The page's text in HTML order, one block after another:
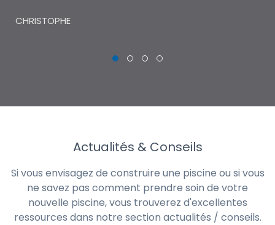
CHRISTOPHE
Actualités & Conseils
Si vous envisagez de construire une piscine ou si vous
ne savez pas comment prendre soin de votre
nouvelle piscine, vous trouverez d'excellentes
ressources dans notre section actualités / conseils.